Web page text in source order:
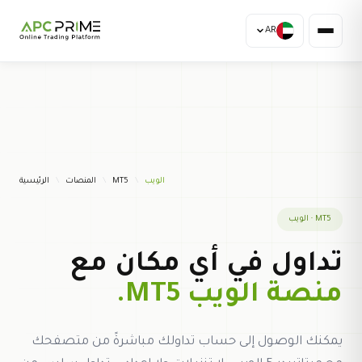
AR
الرئيسية المنصات MT5 الويب
MT5 · الويب
تداول في أي مكان مع
منصة الويب MT5.
يمكنك الوصول إلى حساب تداولك مباشرةً من متصفحك